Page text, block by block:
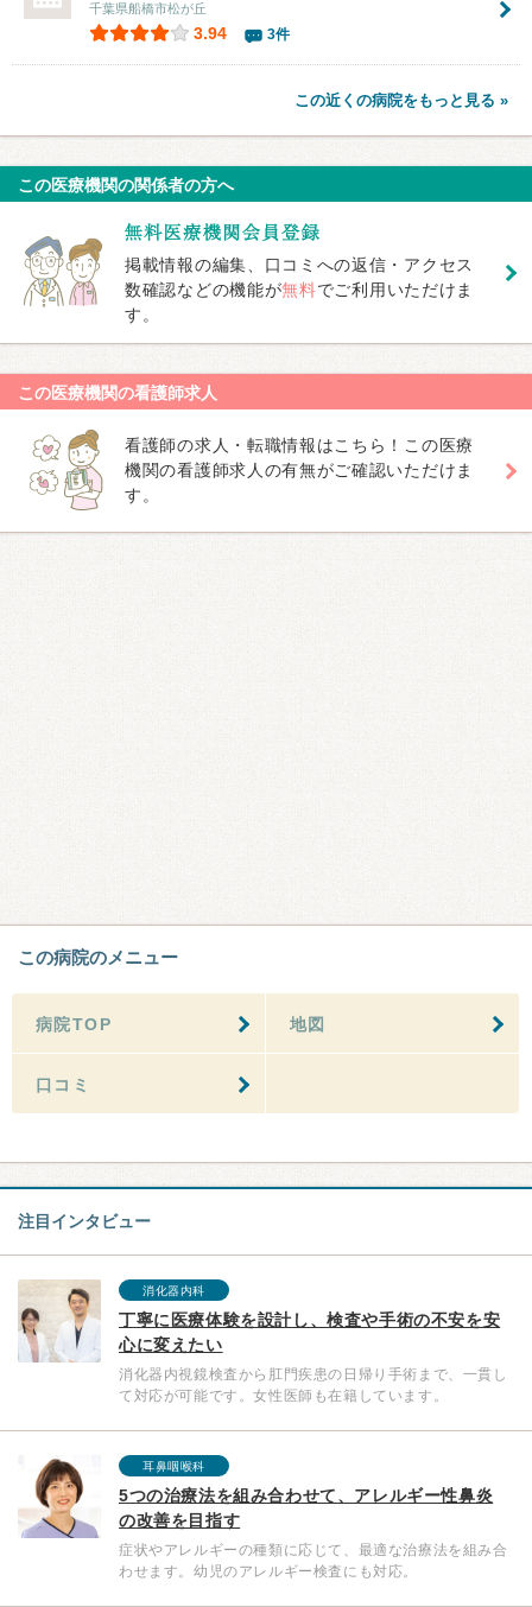
千葉県船橋市松が丘
3.94 3件
この近くの病院をもっと見る »
この医療機関の関係者の方へ
掲載情報の編集、口コミへの返信・アクセス
数確認などの機能が無料でご利用いただけま
す。
この医療機関の看護師求人
看護師の求人・転職情報はこちら！この医療
機関の看護師求人の有無がご確認いただけま
す。
この病院のメニュー
病院TOP 地図
口コミ
注目インタビュー
消化器内科
丁寧に医療体験を設計し、検査や手術の不安を安
心に変えたい
消化器内視鏡検査から肛門疾患の日帰り手術まで、一貫し
て対応が可能です。女性医師も在籍しています。
耳鼻咽喉科
5つの治療法を組み合わせて、アレルギー性鼻炎
の改善を目指す
症状やアレルギーの種類に応じて、最適な治療法を組み合
わせます。幼児のアレルギー検査にも対応。